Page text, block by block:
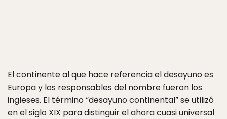
El continente al que hace referencia el desayuno es
Europa y los responsables del nombre fueron los
ingleses. El término “desayuno continental” se utilizó
en el siglo XIX para distinguir el ahora cuasi universal